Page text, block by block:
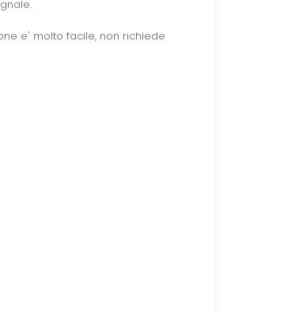
e' molto facile, non richiede